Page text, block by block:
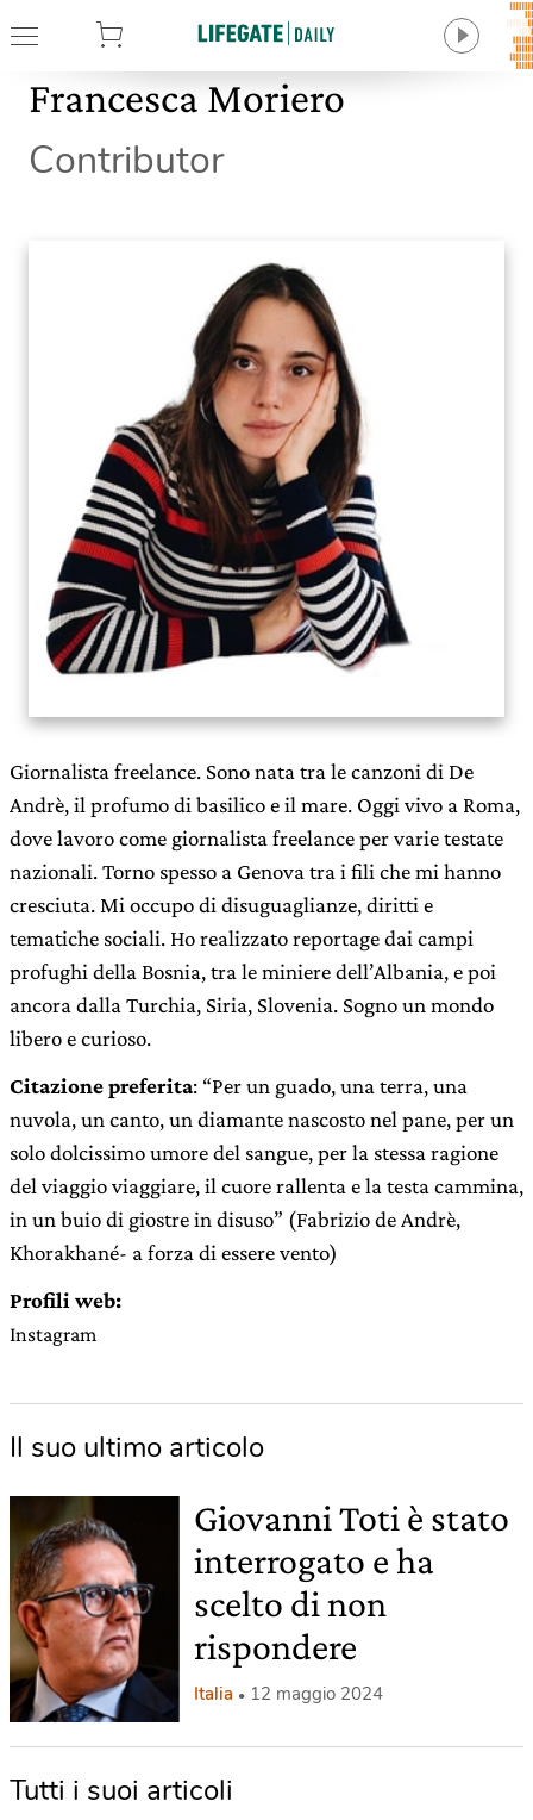
Francesca Moriero
Contributor
Giornalista freelance. Sono nata tra le canzoni di De
Andrè, il profumo di basilico e il mare. Oggi vivo a Roma,
dove lavoro come giornalista freelance per varie testate
nazionali. Torno spesso a Genova tra i fili che mi hanno
cresciuta. Mi occupo di disuguaglianze, diritti e
tematiche sociali. Ho realizzato reportage dai campi
profughi della Bosnia, tra le miniere dell’Albania, e poi
ancora dalla Turchia, Siria, Slovenia. Sogno un mondo
libero e curioso.
Citazione preferita: “Per un guado, una terra, una
nuvola, un canto, un diamante nascosto nel pane, per un
solo dolcissimo umore del sangue, per la stessa ragione
del viaggio viaggiare, il cuore rallenta e la testa cammina,
in un buio di giostre in disuso” (Fabrizio de Andrè,
Khorakhané- a forza di essere vento)
Profili web:
Instagram
Il suo ultimo articolo
Giovanni Toti è stato
interrogato e ha
scelto di non
rispondere
Italia 12 maggio 2024
Tutti i suoi articoli